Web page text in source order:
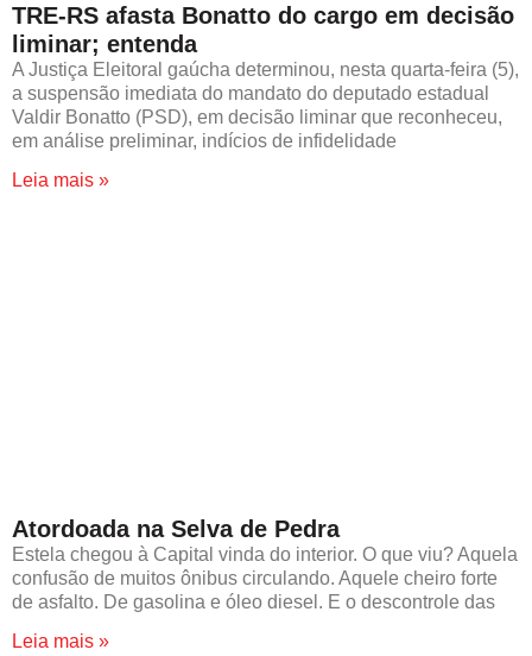
TRE-RS afasta Bonatto do cargo em decisão
liminar; entenda
A Justiça Eleitoral gaúcha determinou, nesta quarta-feira (5),
a suspensão imediata do mandato do deputado estadual
Valdir Bonatto (PSD), em decisão liminar que reconheceu,
em análise preliminar, indícios de infidelidade
Leia mais »
Atordoada na Selva de Pedra
Estela chegou à Capital vinda do interior. O que viu? Aquela
confusão de muitos ônibus circulando. Aquele cheiro forte
de asfalto. De gasolina e óleo diesel. E o descontrole das
Leia mais »